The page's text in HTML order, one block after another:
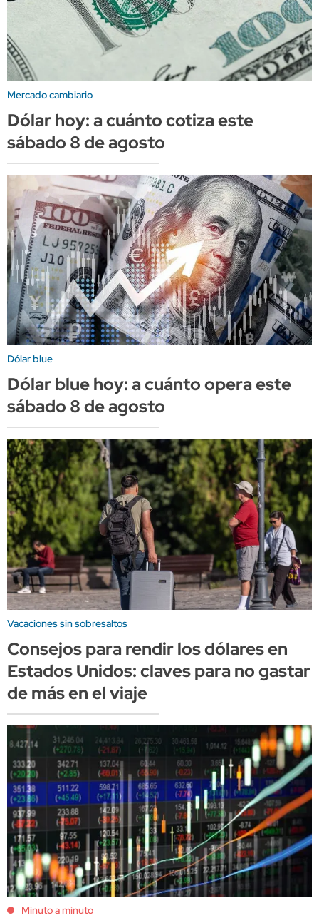
Mercado cambiario
Dólar hoy: a cuánto cotiza este
sábado 8 de agosto
Dólar blue
Dólar blue hoy: a cuánto opera este
sábado 8 de agosto
Vacaciones sin sobresaltos
Consejos para rendir los dólares en
Estados Unidos: claves para no gastar
de más en el viaje
Minuto a minuto